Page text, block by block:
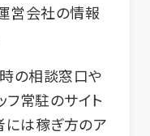
営会社の情報
の相談窓口や
フ常駐のサイト
には稼ぎ方のア